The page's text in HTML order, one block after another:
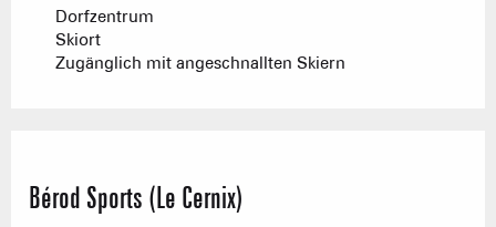
Dorfzentrum
Skiort
Zugänglich mit angeschnallten Skiern
Bérod Sports (Le Cernix)